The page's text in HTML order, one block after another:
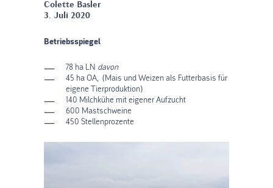
Colette Basler
3. Juli 2020
Betriebsspiegel
78 ha LN davon
45 ha OA, (Mais und Weizen als Futterbasis für
eigene Tierproduktion)
140 Milchkühe mit eigener Aufzucht
600 Mastschweine
450 Stellenprozente